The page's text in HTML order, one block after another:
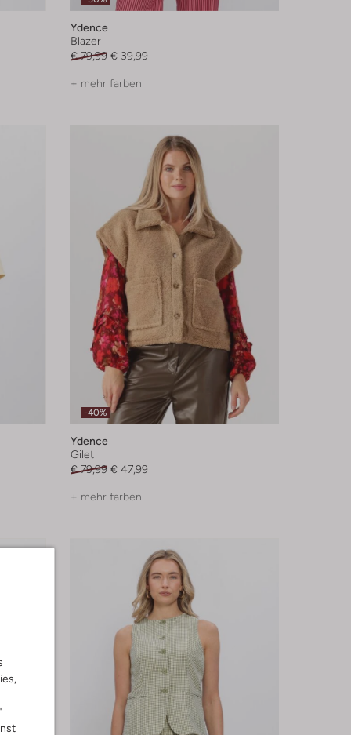
Ydence
Blazer
€ 79,99 € 39,99
+ mehr farben
-40%
Ydence
Gilet
€ 79,99 € 47,99
+ mehr farben